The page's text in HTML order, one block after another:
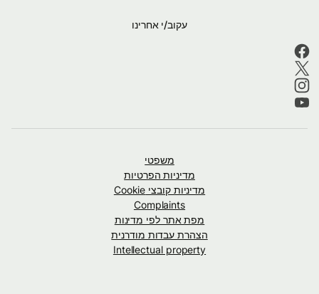
עקוב/י אחרינו
משפטי
מדיניות הפרטיות
מדיניות קובצי Cookie
Complaints
מפת אתר לפי מדינות
הצהרת עבדות מודרנית
Intellectual property